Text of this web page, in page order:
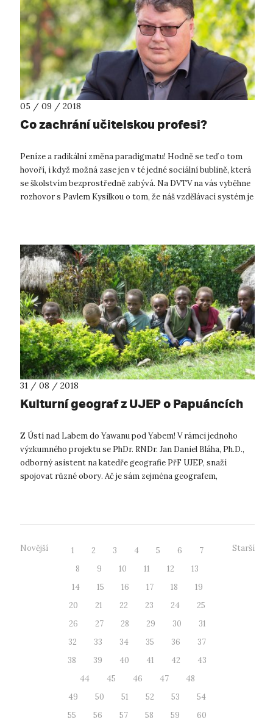
05 / 09 / 2018
Co zachrání učitelskou profesi?
Peníze a radikální změna paradigmatu! Hodně se teď o tom
hovoří, i když možná zase jen v té jedné sociální bublině, která
se školstvím bezprostředně zabývá. Na DVTV na vás vyběhne
rozhovor s Pavlem Kysilkou o tom, že náš vzdělávací systém je
31 / 08 / 2018
Kulturní geograf z UJEP o Papuáncích
Z Ústí nad Labem do Yawanu pod Yabem! V rámci jednoho
výzkumného projektu se PhDr. RNDr. Jan Daniel Bláha, Ph.D.,
odborný asistent na katedře geografie PřF UJEP, snaží
spojovat různé obory. Ač je sám zejména geografem,
Novější 1 2 3 4 5 6
7
8
9 10 11 12
13
14
15 16 17 18
19
20
21 22 23 24
25
26
27 28 29 30
31
32
33 34 35 36
37
38
39 40 41 42
43
44
45 46 47
48
49
50 51 52 53
54
55
56 57 58 59
60
Starší